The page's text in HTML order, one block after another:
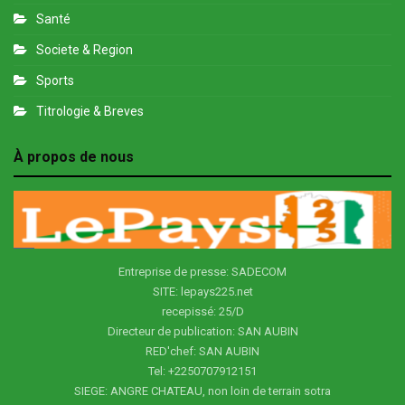
Santé
Societe & Region
Sports
Titrologie & Breves
À propos de nous
Entreprise de presse: SADECOM
SITE: lepays225.net
recepissé: 25/D
Directeur de publication: SAN AUBIN
RED'chef: SAN AUBIN
Tel: +2250707912151
SIEGE: ANGRE CHATEAU, non loin de terrain sotra